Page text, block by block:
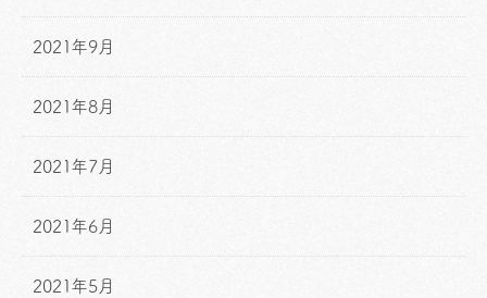
2021年9月
2021年8月
2021年7月
2021年6月
2021年5月